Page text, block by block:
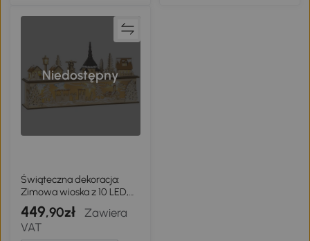
Niedostępny
Świąteczna dekoracja:
Zimowa wioska z 10 LED,
45x10x25 cm
449,90zł
Zawiera
VAT